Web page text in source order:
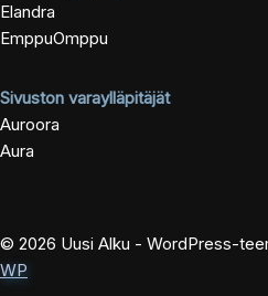
Elandra
EmppuOmppu
Sivuston varaylläpitäjät
Auroora
Aura
© 2026 Uusi Alku - WordPress-
WP